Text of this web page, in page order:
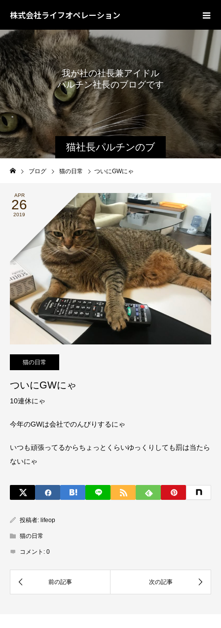
株式会社ライフオペレーション
猫社長パルチンのブ
ログ
我が社の社長兼アイドル
パルチン社長のブログです
ブログ 猫の日常 ついにGWにゃ
APR
26
2019
猫の日常
ついにGWにゃ
10連休にゃ
今年のGWは会社でのんびりするにゃ
いつも頑張ってるからちょっとくらいゆっくりしても罰は当たら
ないにゃ
投稿者: lifeop
猫の日常
コメント: 0